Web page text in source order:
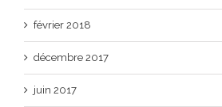
février 2018
décembre 2017
juin 2017